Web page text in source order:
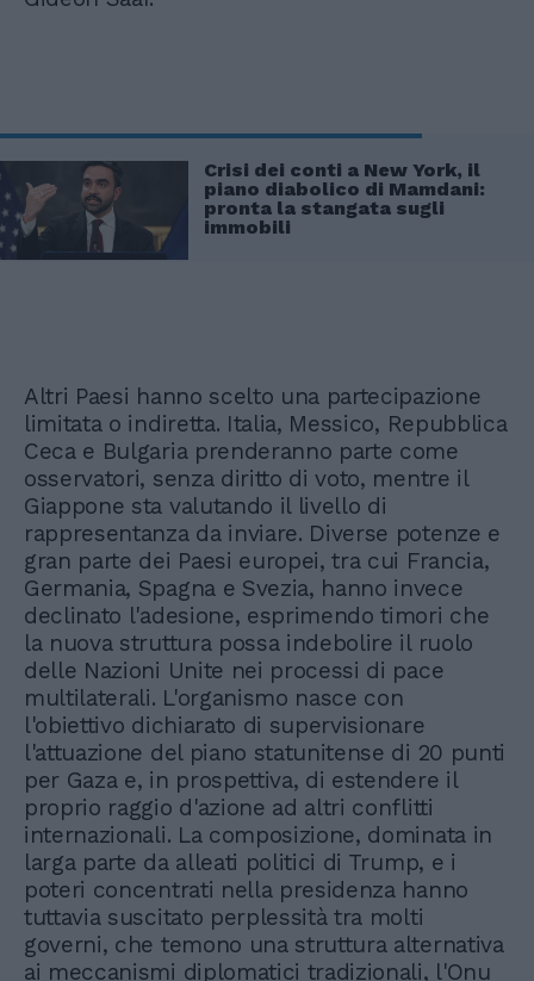
Crisi dei conti a New York, il
piano diabolico di Mamdani:
pronta la stangata sugli
immobili
Altri Paesi hanno scelto una partecipazione
limitata o indiretta. Italia, Messico, Repubblica
Ceca e Bulgaria prenderanno parte come
osservatori, senza diritto di voto, mentre il
Giappone sta valutando il livello di
rappresentanza da inviare. Diverse potenze e
gran parte dei Paesi europei, tra cui Francia,
Germania, Spagna e Svezia, hanno invece
declinato l'adesione, esprimendo timori che
la nuova struttura possa indebolire il ruolo
delle Nazioni Unite nei processi di pace
multilaterali. L'organismo nasce con
l'obiettivo dichiarato di supervisionare
l'attuazione del piano statunitense di 20 punti
per Gaza e, in prospettiva, di estendere il
proprio raggio d'azione ad altri conflitti
internazionali. La composizione, dominata in
larga parte da alleati politici di Trump, e i
poteri concentrati nella presidenza hanno
tuttavia suscitato perplessità tra molti
governi, che temono una struttura alternativa
ai meccanismi diplomatici tradizionali, l'Onu